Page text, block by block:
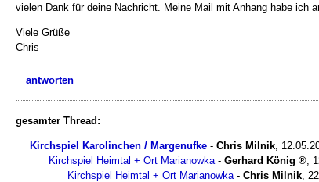
vielen Dank für deine Nachricht. Meine Mail mit Anhang habe ich
Viele Grüße
Chris
antworten
gesamter Thread:
Kirchspiel Karolinchen / Margenufke - Chris Milnik
Kirchspiel Heimtal + Ort Marianowka - Gerhard König
Kirchspiel Heimtal + Ort Marianowka - Chris Milnik